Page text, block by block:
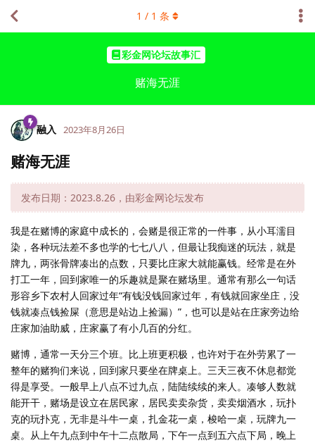
彩金网论坛故事汇
赌海无涯
1 / 1 条
融入 2023年8月26日
赌海无涯
发布日期：2023.8.26，由彩金网论坛发布
我是在赌博的家庭中成长的，会赌是很正常的一件事，从小耳濡目
染，各种玩法差不多也学的七七八八，但最让我痴迷的玩法，就是
牌九，两张骨牌凑出的点数，只要比庄家大就能赢钱。经常是在外
打工一年，回到家唯一的乐趣就是聚在赌场里。通常有那么一句话
形容乡下农村人回家过年“有钱没钱回家过年，有钱就回家坐庄，没
钱就凑点钱捡屎（意思是站边上捡漏）”，也可以是站在庄家旁边给
庄家加油助威，庄家赢了有小几百的分红。
赌博，通常一天分三个班。比上班更积极，也许对于在外劳累了一
整年的赌狗们来说，回到家只要坐在牌桌上。三天三夜不休息都觉
得是享受。一般早上八点不过九点，陆陆续续的来人。凑够人数就
能开干，赌场是设立在居民家，居民卖卖杂货，卖卖烟酒水，玩扑
克的玩扑克，无非是斗牛一桌，扎金花一桌，梭哈一桌，玩牌九一
桌。从上午九点到中午十二点散局，下午一点到五六点下局，晚上